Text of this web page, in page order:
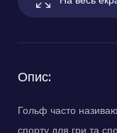
Опис:
Гольф часто